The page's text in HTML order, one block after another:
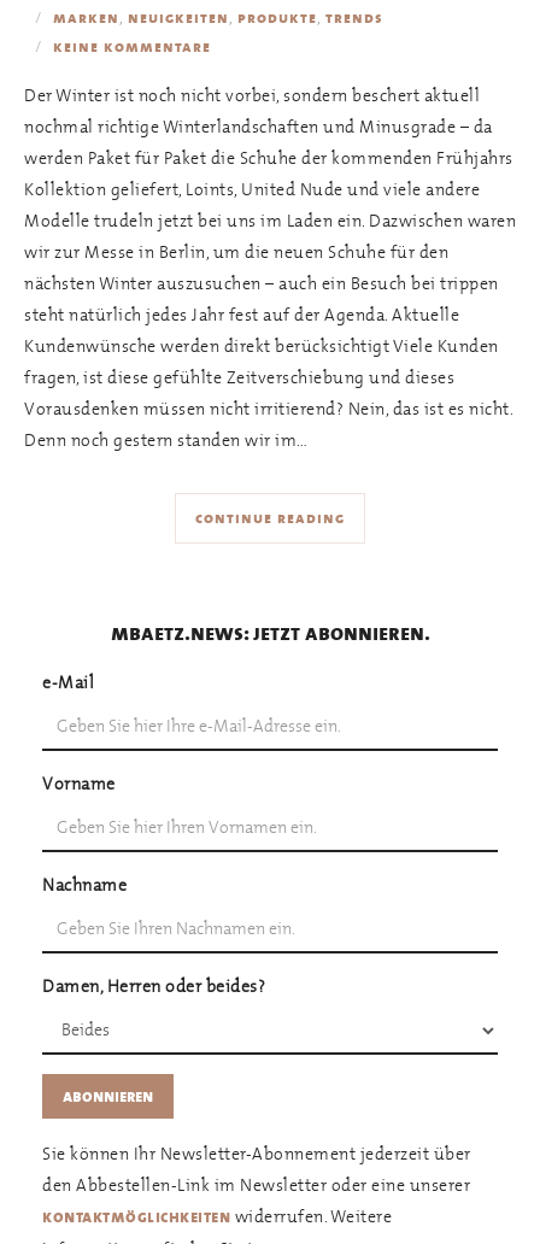
marken, neuigkeiten, produkte, trends
keine kommentare
Der Winter ist noch nicht vorbei, sondern beschert aktuell
nochmal richtige Winterlandschaften und Minusgrade – da
werden Paket für Paket die Schuhe der kommenden Frühjahrs
Kollektion geliefert, Loints, United Nude und viele andere
Modelle trudeln jetzt bei uns im Laden ein. Dazwischen waren
wir zur Messe in Berlin, um die neuen Schuhe für den
nächsten Winter auszusuchen – auch ein Besuch bei trippen
steht natürlich jedes Jahr fest auf der Agenda. Aktuelle
Kundenwünsche werden direkt berücksichtigt Viele Kunden
fragen, ist diese gefühlte Zeitverschiebung und dieses
Vorausdenken müssen nicht irritierend? Nein, das ist es nicht.
Denn noch gestern standen wir im…
continue reading
mbaetz.news: jetzt abonnieren.
e-Mail
Vorname
Nachname
Damen, Herren oder beides?
Sie können Ihr Newsletter-Abonnement jederzeit über
den Abbestellen-Link im Newsletter oder eine unserer
kontaktmöglichkeiten widerrufen. Weitere